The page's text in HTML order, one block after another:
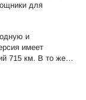
для
и
имеет
715 км. В то же…